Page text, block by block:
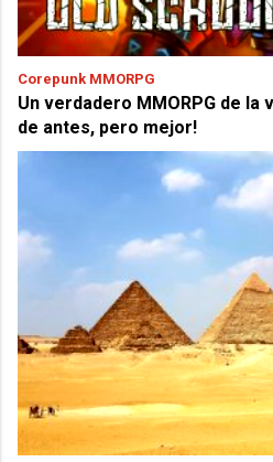
Corepunk MMORPG
Un verdadero MMORPG de la
de antes, pero mejor!